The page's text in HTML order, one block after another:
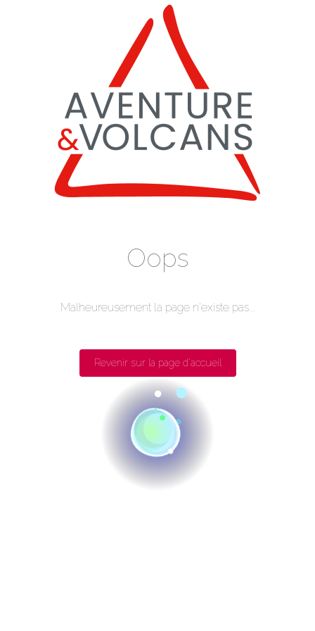
Oops
Malheureusement la page n'existe pas...
Revenir sur la page d'accueil